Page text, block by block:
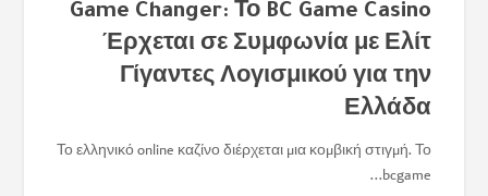
Game Changer: Το BC Game Casino
Έρχεται σε Συμφωνία με Ελίτ
Γίγαντες Λογισμικού για την
Ελλάδα
Το ελληνικό online καζίνο διέρχεται μια κομβική στιγμή. Το
bcgame...